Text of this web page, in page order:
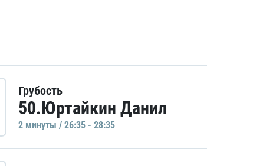
Грубость
50.Юртайкин Данил
2 минуты / 26:35 - 28:35